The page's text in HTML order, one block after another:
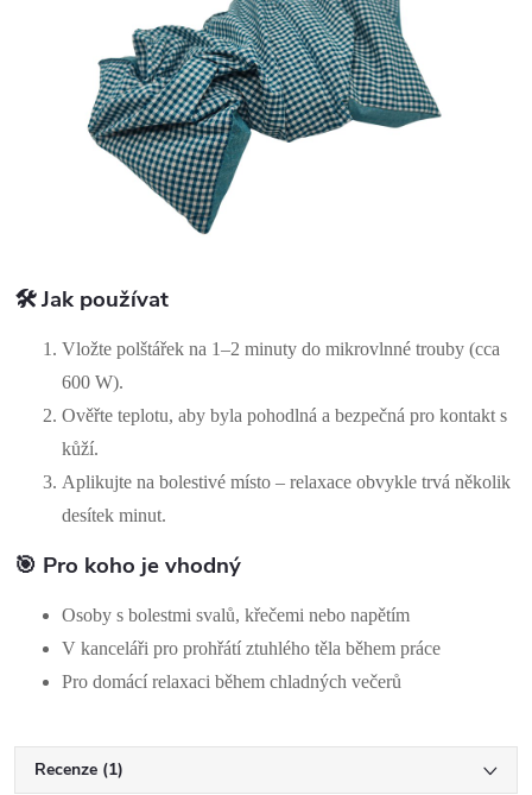
🛠️ Jak používat
Vložte polštářek na 1–2 minuty do mikrovlnné trouby (cca
600 W).
Ověřte teplotu, aby byla pohodlná a bezpečná pro kontakt s
kůží.
Aplikujte na bolestivé místo – relaxace obvykle trvá několik
desítek minut.
🎯 Pro koho je vhodný
Osoby s bolestmi svalů, křečemi nebo napětím
V kanceláři pro prohřátí ztuhlého těla během práce
Pro domácí relaxaci během chladných večerů
Recenze (1)